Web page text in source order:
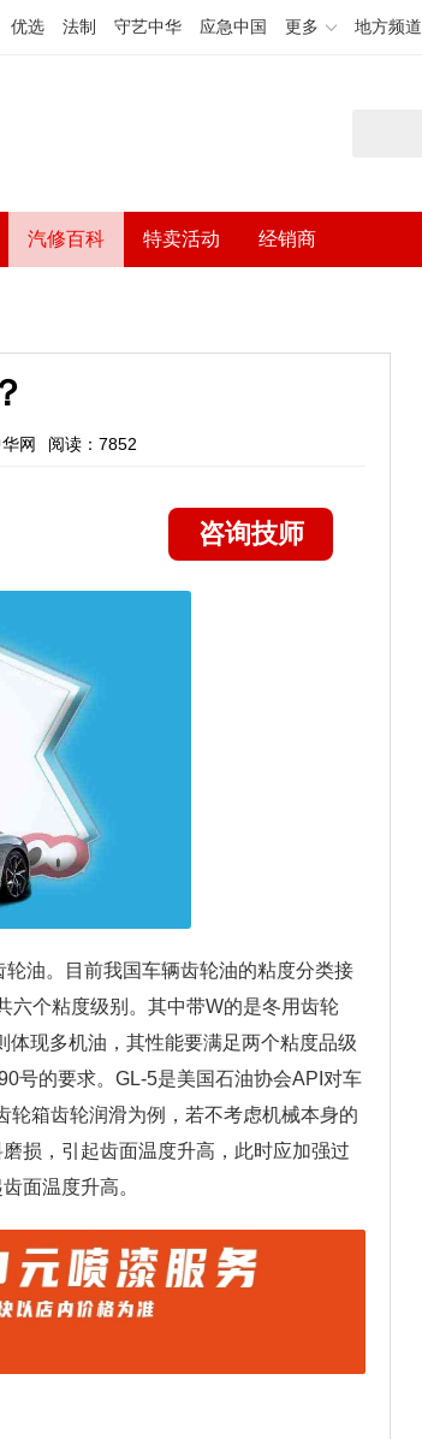
优选 法制 守艺中华 应急中国 更多 地方频道
汽修百科 特卖活动 经销商
网 阅读：7852
咨询技师
油。目前我国车辆齿轮油的粘度分类接
六个粘度级别。其中带W的是冬用齿轮
现多机油，其性能要满足两个粘度品级
号的要求。GL-5是美国石油协会API对车
箱齿轮润滑为例，若不考虑机械本身的
损，引起齿面温度升高，此时应加强过
面温度升高。